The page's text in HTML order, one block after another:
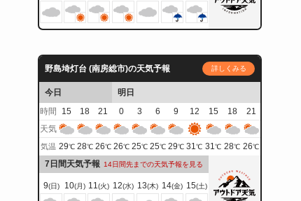
野島埼灯台 (南房総市)の天気予報 詳しくみる
今日
明日
時間
15 18 21 0 3 6 9 12 15 18
21
天気
気温 29℃ 28℃ 26℃ 26℃ 25℃ 25℃ 29℃ 31℃ 31℃ 28℃ 26℃
7日間天気予報 14日間先までの天気予報を見る
9(日) 10(月) 11(火) 12(水) 13(木) 14(金) 15(土)